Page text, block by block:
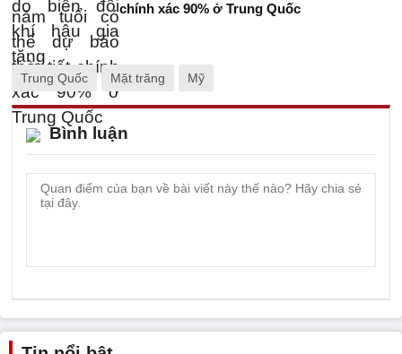
chính xác 90% ở Trung Quốc
Trung Quốc Mặt trăng Mỹ
Bình luận